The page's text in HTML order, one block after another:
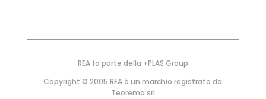
REA fa parte della +PLAS Group
Copyright © 2005 REA è un marchio registrato da
Teorema srl